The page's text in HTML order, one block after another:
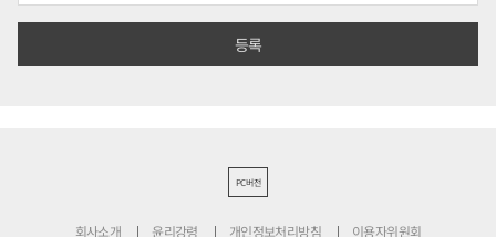
PC버전
회사소개 윤리강령 개인정보처리방침 이용자위원회